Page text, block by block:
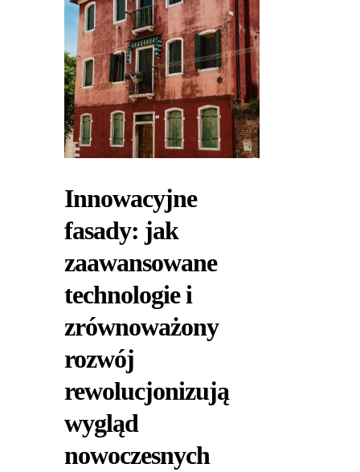
Innowacyjne
fasady: jak
zaawansowane
technologie i
zrównoważony
rozwój
rewolucjonizują
wygląd
nowoczesnych